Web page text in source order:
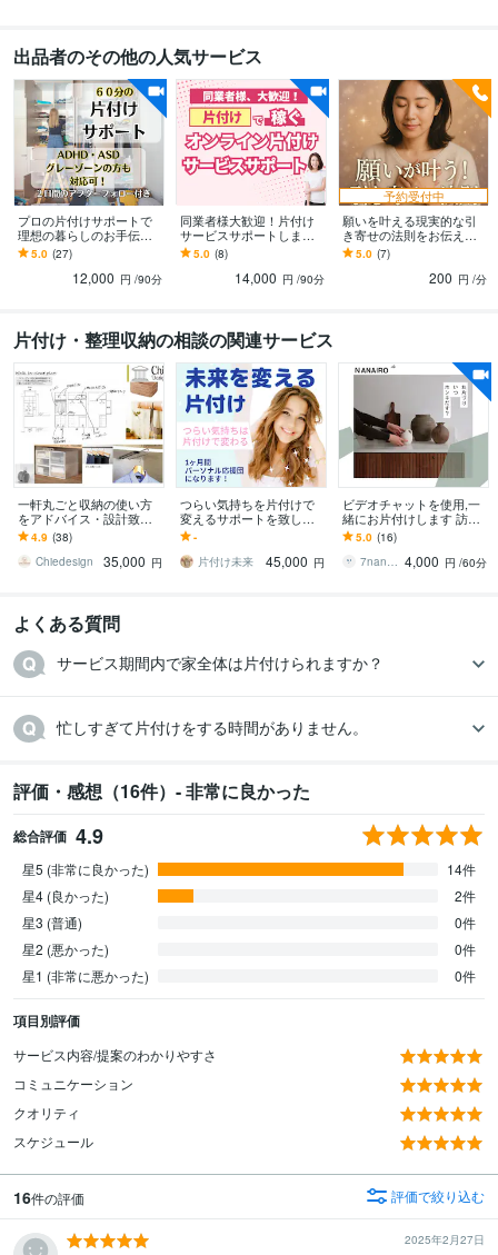
出品者のその他の人気サービス
プロの片付けサポートで
理想の暮らしのお手伝い
します 収納提案付きで理
想の暮らしに最短で近づ
5.0 (27)
12,000 円 /90分
同業者様大歓迎！片付け
サービスサポートします
高額スクールに入る前
に！あなたの個性を引き
出します！
5.0 (8)
14,000 円 /90分
予約受付中
願いを叶える現実的な引
き寄せの法則をお伝えし
ます もっとシンプルに人
生を軽やかに！豊かにな
5.0 (7)
200 円 /分
片付け・整理収納の相談の関連サービス
一軒丸ごと収納の使い方
をアドバイス・設計致し
ます 片付け苦手なインテ
リアデザイナーが収納の
お悩みを一緒に解決！
4.9 (38)
Chiedesign
35,000 円
つらい気持ちを片付けで
変えるサポートを致しま
す あなたの気持ちに寄り
添い、あなたの応援団に
なります！
-
片付け未来
45,000 円
ビデオチャットを使用,一
緒にお片付けします 訪問
サポートの実績あり！片
付けのコツをお伝えしま
す。
5.0 (16)
7nanairo 4,000 円 /60分
よくある質問
サービス期間内で家全体は片付けられますか？
忙しすぎて片付けをする時間がありません。
評価・感想（16件）- 非常に良かった
総合評価 4.9
星5 (非常に良かった)
14件
星4 (良かった)
2件
星3 (普通)
0件
星2 (悪かった)
0件
星1 (非常に悪かった)
0件
項目別評価
サービス内容/提案のわかりやすさ
コミュニケーション
クオリティ
スケジュール
16件の評価 評価で絞り込む
2025年2月27日